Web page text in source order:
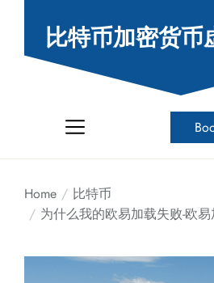
比特币加密货币
Home
比特币
为什么我的欧易加载失败-欧